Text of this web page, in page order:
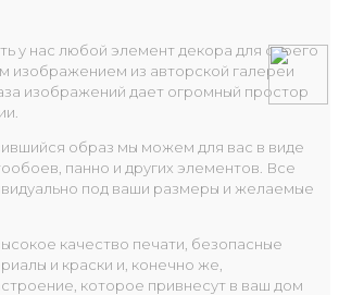
у нас любой элемент декора для своего
изображением из авторской галереи
изображений дает огромный простор
образ мы можем для вас в виде
панно и других элементов. Все
под ваши размеры и желаемые
качество печати, безопасные
и краски и, конечно же,
которое привнесут в ваш дом